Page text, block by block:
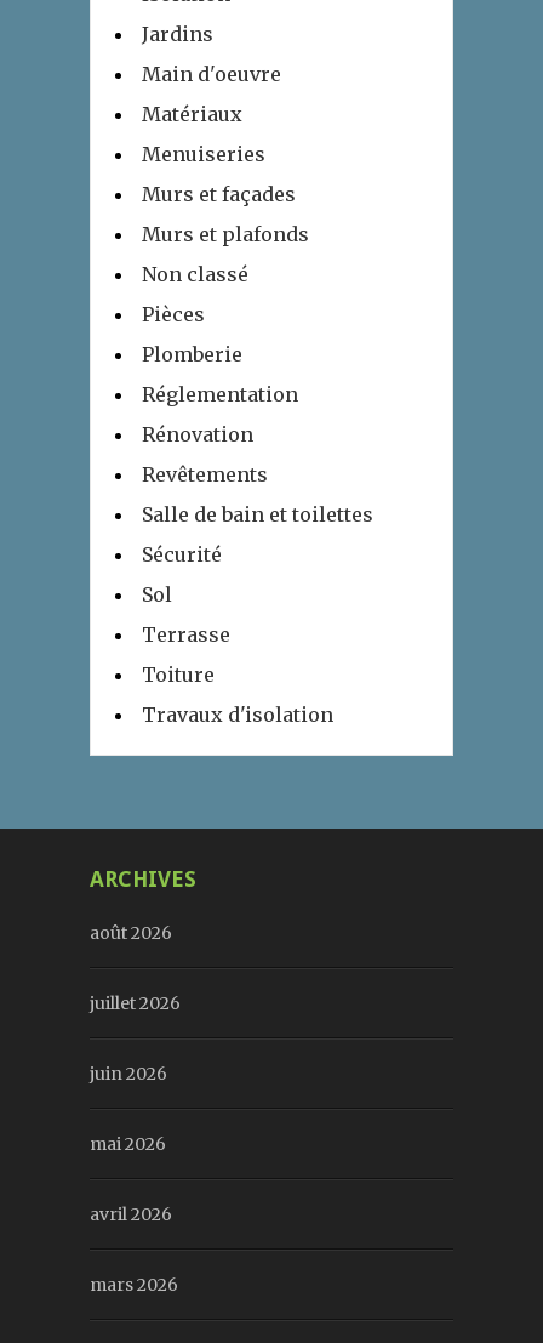
Jardins
Main d'oeuvre
Matériaux
Menuiseries
Murs et façades
Murs et plafonds
Non classé
Pièces
Plomberie
Réglementation
Rénovation
Revêtements
Salle de bain et toilettes
Sécurité
Sol
Terrasse
Toiture
Travaux d'isolation
ARCHIVES
août 2026
juillet 2026
juin 2026
mai 2026
avril 2026
mars 2026